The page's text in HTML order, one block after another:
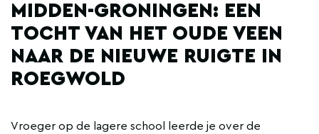
MIDDEN-GRONINGEN: EEN
TOCHT VAN HET OUDE VEEN
NAAR DE NIEUWE RUIGTE IN
ROEGWOLD
Vroeger op de lagere school leerde je over de